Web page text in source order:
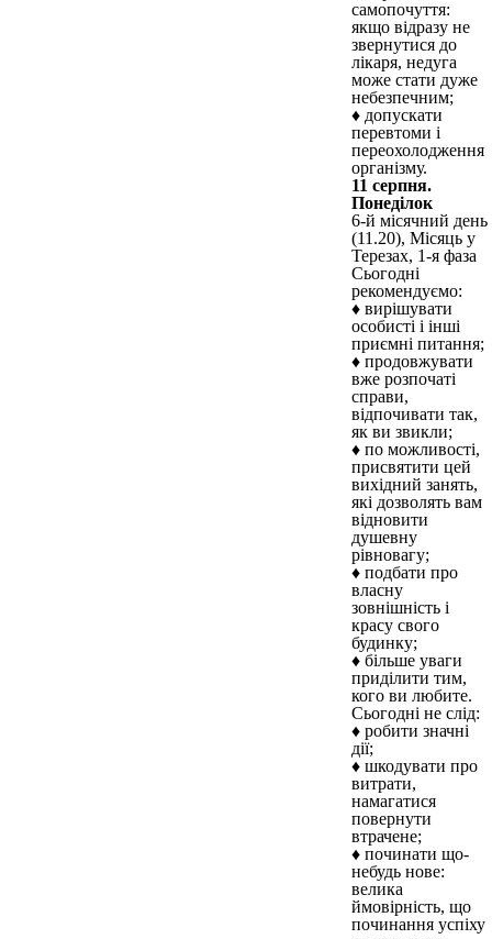
самопочуття:
якщо відразу не
звернутися до
лікаря, недуга
може стати дуже
небезпечним;
♦ допускати
перевтоми і
переохолодження
організму.
11 серпня.
Понеділок
6-й місячний день
(11.20), Місяць у
Терезах, 1-я фаза
Сьогодні
рекомендуємо:
♦ вирішувати
особисті і інші
приємні питання;
♦ продовжувати
вже розпочаті
справи,
відпочивати так,
як ви звикли;
♦ по можливості,
присвятити цей
вихідний занять,
які дозволять вам
відновити
душевну
рівновагу;
♦ подбати про
власну
зовнішність і
красу свого
будинку;
♦ більше уваги
приділити тим,
кого ви любите.
Сьогодні не слід:
♦ робити значні
дії;
♦ шкодувати про
витрати,
намагатися
повернути
втрачене;
♦ починати що-
небудь нове:
велика
ймовірність, що
починання успіху